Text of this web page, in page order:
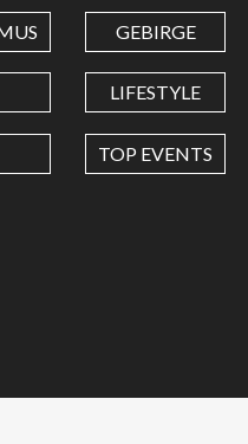
GEBIRGE
LIFESTYLE
TOP EVENTS